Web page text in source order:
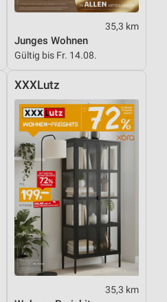
35,3 km
Junges Wohnen
Gültig bis Fr. 14.08.
XXXLutz
35,3 km